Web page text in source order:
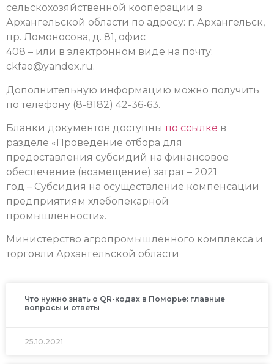
сельскохозяйственной кооперации в
Архангельской области по адресу: г. Архангельск,
пр. Ломоносова, д. 81, офис
408 – или в электронном виде на почту:
ckfao@yandex.ru.
Дополнительную информацию можно получить
по телефону (8-8182) 42-36-63.
Бланки документов доступны по ссылке в
разделе «Проведение отбора для
предоставления субсидий на финансовое
обеспечение (возмещение) затрат – 2021
год – Субсидия на осуществление компенсации
предприятиям хлебопекарной
промышленности».
Министерство агропромышленного комплекса и
торговли Архангельской области
Что нужно знать о QR-кодах в Поморье: главные
вопросы и ответы
25.10.2021